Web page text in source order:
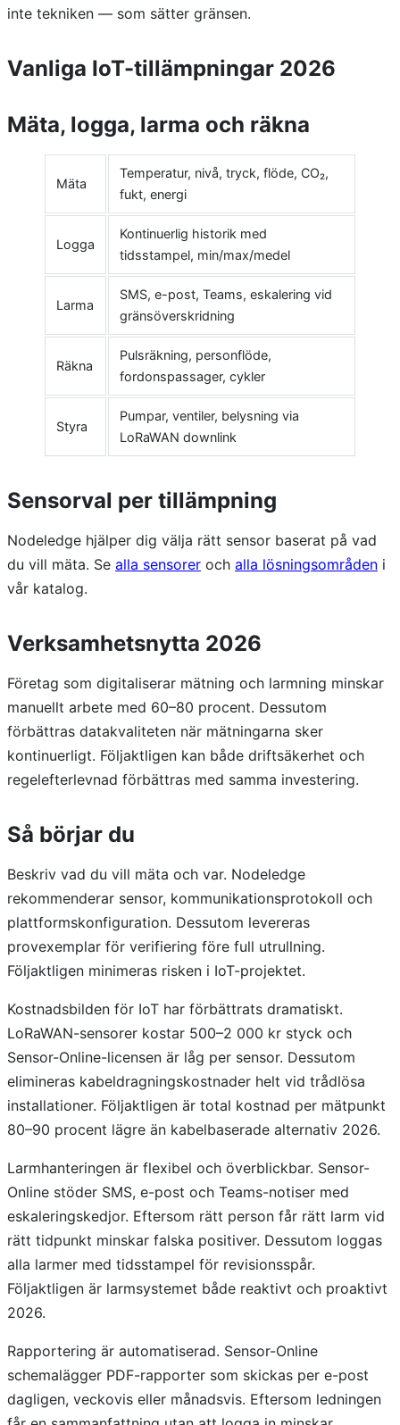
inte tekniken — som sätter gränsen.
Vanliga IoT-tillämpningar 2026
Mäta, logga, larma och räkna
Mäta
Temperatur, nivå, tryck, flöde, CO₂,
fukt, energi
Logga
Kontinuerlig historik med
tidsstampel, min/max/medel
Larma
SMS, e-post, Teams, eskalering vid
gränsöverskridning
Räkna
Pulsräkning, personflöde,
fordonspassager, cykler
Styra
Pumpar, ventiler, belysning via
LoRaWAN downlink
Sensorval per tillämpning
Nodeledge hjälper dig välja rätt sensor baserat på vad
du vill mäta. Se alla sensorer och alla lösningsområden i
vår katalog.
Verksamhetsnytta 2026
Företag som digitaliserar mätning och larmning minskar
manuellt arbete med 60–80 procent. Dessutom
förbättras datakvaliteten när mätningarna sker
kontinuerligt. Följaktligen kan både driftsäkerhet och
regelefterlevnad förbättras med samma investering.
Så börjar du
Beskriv vad du vill mäta och var. Nodeledge
rekommenderar sensor, kommunikationsprotokoll och
plattformskonfiguration. Dessutom levereras
provexemplar för verifiering före full utrullning.
Följaktligen minimeras risken i IoT-projektet.
Kostnadsbilden för IoT har förbättrats dramatiskt.
LoRaWAN-sensorer kostar 500–2 000 kr styck och
Sensor-Online-licensen är låg per sensor. Dessutom
elimineras kabeldragningskostnader helt vid trådlösa
installationer. Följaktligen är total kostnad per mätpunkt
80–90 procent lägre än kabelbaserade alternativ 2026.
Larmhanteringen är flexibel och överblickbar. Sensor-
Online stöder SMS, e-post och Teams-notiser med
eskaleringskedjor. Eftersom rätt person får rätt larm vid
rätt tidpunkt minskar falska positiver. Dessutom loggas
alla larmer med tidsstampel för revisionsspår.
Följaktligen är larmsystemet både reaktivt och proaktivt
2026.
Rapportering är automatiserad. Sensor-Online
schemalägger PDF-rapporter som skickas per e-post
dagligen, veckovis eller månadsvis. Eftersom ledningen